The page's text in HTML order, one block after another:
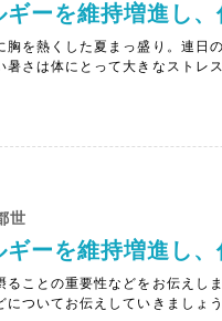
を熱くした夏まっ盛り。連日
さは体にとって大きなストレ
世
ことの重要性などをお伝えし
ついてお伝えしていきましょ